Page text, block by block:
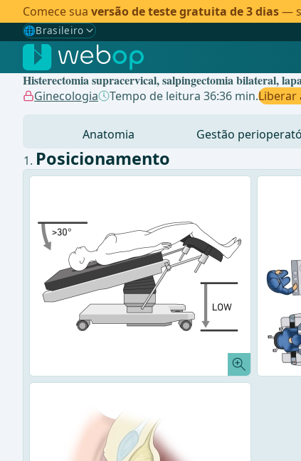
Comece sua versão de teste gratuita de 3 dias—
🌐Brasileiro
Gewählte Sprache: Brasileiro
🇩🇪 Alemão
🇬🇧Inglês
Brasileiro
Histerectomia supracervical, salpingectomia bilateral,
Ginecologia Tempo de leitura 36:36 min.Liberar
Anatomia Gestão
Posicionamento